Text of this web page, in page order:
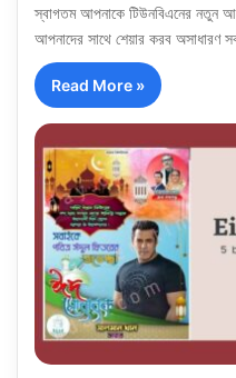
স্বাগতম আপনাকে টিউনবিএনের নতুন
আপনাদের সাথে শেয়ার করব
Read More »